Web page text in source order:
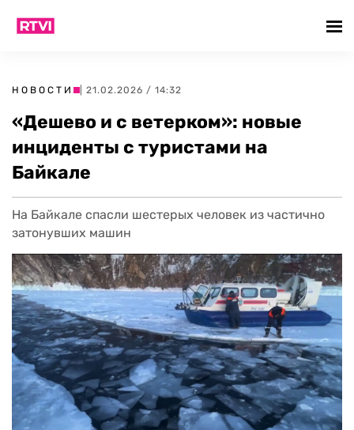
НОВОСТИ | 21.02.2026 / 14:32
«Дешево и с ветерком»: новые
инциденты с туристами на
Байкале
На Байкале спасли шестерых человек из частично
затонувших машин